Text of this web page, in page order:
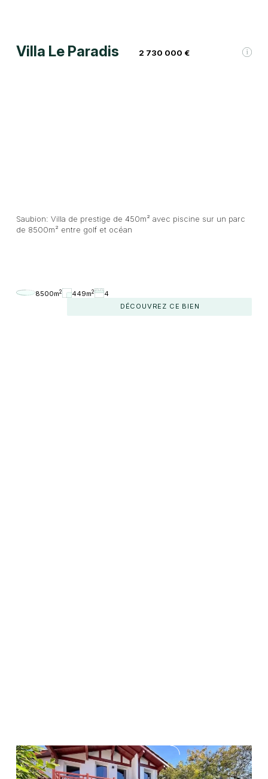
Villa Le Paradis 2 730 000 €
Saubion: Villa de prestige de 450m² avec piscine sur un parc
de 8500m² entre golf et océan
8500m2 449m2
4
DÉCOUVREZ CE BIEN